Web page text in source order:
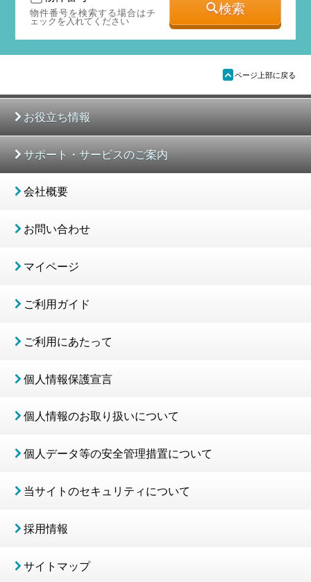
物件番号を検索する場合はチ
ェックを入れてください
検索
ü ページ上部に戻る
お役立ち情報
サポート・サービスのご案内
会社概要
お問い合わせ
マイページ
ご利用ガイド
ご利用にあたって
個人情報保護宣言
個人情報のお取り扱いについて
個人データ等の安全管理措置について
当サイトのセキュリティについて
採用情報
サイトマップ